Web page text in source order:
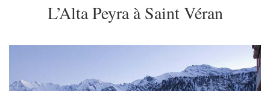
L’Alta Peyra à Saint Véran